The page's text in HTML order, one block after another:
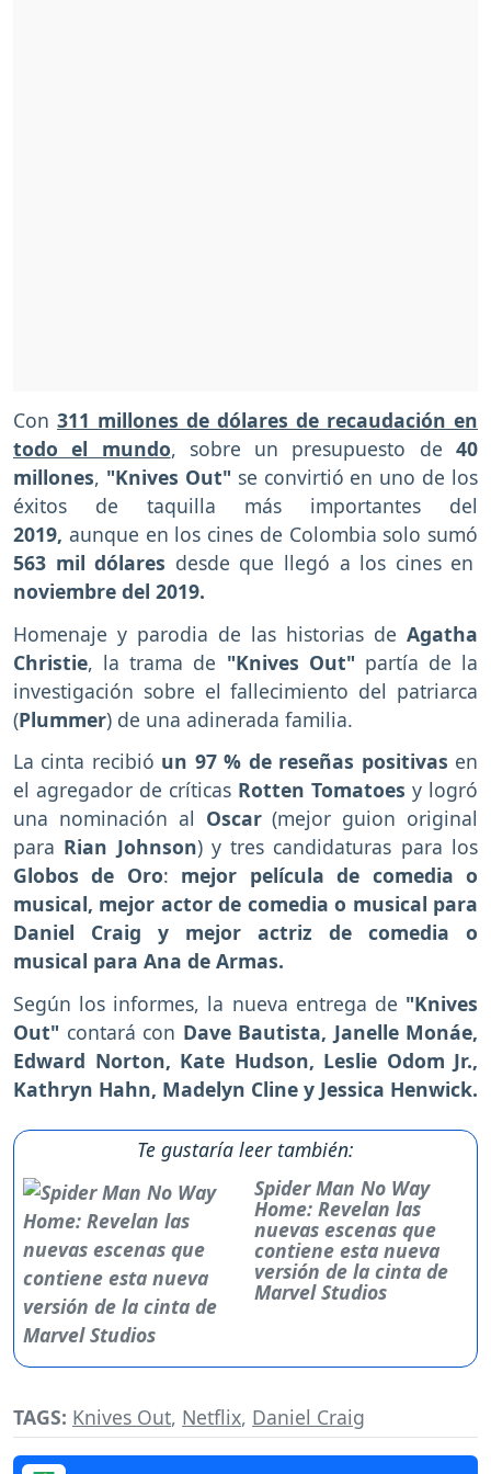
Con 311 millones de dólares de recaudación en
todo el mundo, sobre un presupuesto de40
millones, "Knives Out" se convirtió en uno de los
éxitos de taquilla más importantes del
2019, aunque en los cines de Colombia solo sumó
563 mil dólares desde que llegó a los cines en
noviembre del 2019.
Homenaje y parodia de las historias de Agatha
Christie, la trama de "Knives Out" partía de la
investigación sobre el fallecimiento del patriarca
(Plummer) de una adinerada familia.
La cinta recibió un 97 % de reseñas positivas en
el agregador de críticas Rotten Tomatoes y logró
una nominación al Oscar(mejor guion original
para Rian Johnson) y tres candidaturas para los
Globos de Oro: mejor película de comedia o
musical, mejor actor de comedia o musical para
Daniel Craig y mejor actriz de comedia o
musical para Ana de Armas.
Según los informes, la nueva entrega de "Knives
Out" contará con Dave Bautista, Janelle Monáe,
Edward Norton, Kate Hudson, Leslie Odom Jr.,
Kathryn Hahn, Madelyn Cline y Jessica Henwick.
Te gustaría leer también:
Spider Man No Way
Home: Revelan las
nuevas escenas que
contiene esta nueva
versión de la cinta de
Marvel Studios
TAGS: Knives Out, Netflix, Daniel Craig